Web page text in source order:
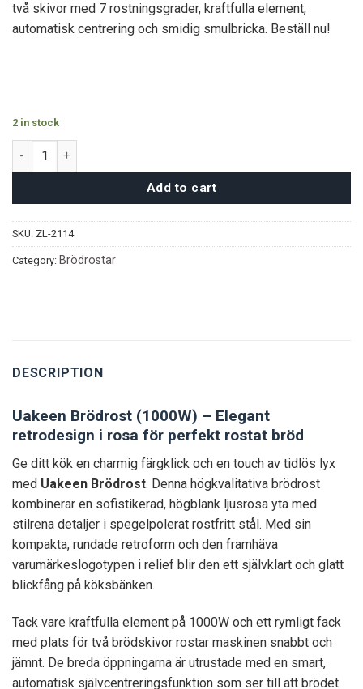
två skivor med 7 rostningsgrader, kraftfulla element,
automatisk centrering och smidig smulbricka. Beställ nu!
2 in stock
Uakeen Brödrost - Rosa quantity
Add to cart
SKU: ZL-2114
Category: Brödrostar
DESCRIPTION
Uakeen Brödrost (1000W) – Elegant
retrodesign i rosa för perfekt rostat bröd
Ge ditt kök en charmig färgklick och en touch av tidlös lyx
med Uakeen Brödrost. Denna högkvalitativa brödrost
kombinerar en sofistikerad, högblank ljusrosa yta med
stilrena detaljer i spegelpolerat rostfritt stål. Med sin
kompakta, rundade retroform och den framhäva
varumärkeslogotypen i relief blir den ett självklart och glatt
blickfång på köksbänken.
Tack vare kraftfulla element på 1000W och ett rymligt fack
med plats för två brödskivor rostar maskinen snabbt och
jämnt. De breda öppningarna är utrustade med en smart,
automatisk självcentreringsfunktion som ser till att brödet